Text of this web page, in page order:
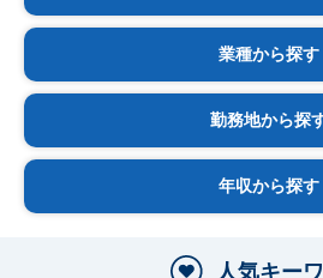
業種から探す
勤務地から探
年収から探す
人気キー